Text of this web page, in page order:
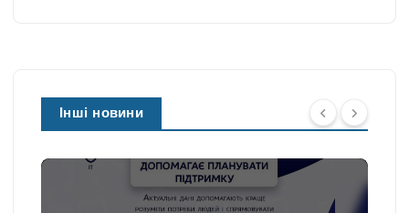
Інші новини